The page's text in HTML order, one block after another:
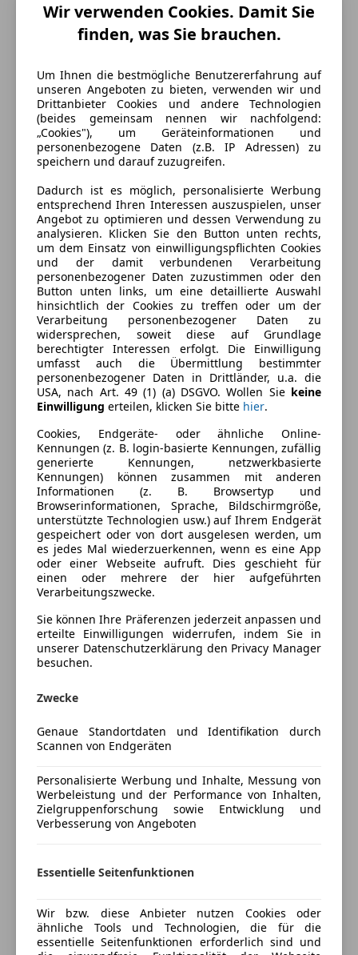
Energieverbrauch
Umweltplakette
4 (Grün)
Anderer Energieträger
Strom
CO₂-Emissionen
0 g/km (komb.)
Elektrische Reichweite
560 km
Batteriezertifikat
Ja
Ausstattung
360° Kamera
Armlehne
Beheizbare Frontscheibe
Beheizbares Lenkrad
Einparkhilfe
Einparkhilfe Rückfahrkamera
Einparkhilfe selbstlenkendes System
Einparkhilfe Sensoren hinten
Einparkhilfe Sensoren vorne
Elektrische Fensterheber
Elektrische Heckklappe
Elektrische Seitenspiegel
Getönte Scheiben
Klimaanlage
Lederlenkrad
Lichtsensor
Lordosenstütze
Luftfederung
Navigationssystem
Regensensor
Schiebedach
Schlüssellose Zentralverriegelung
Farbe und Innenausstattung
Außenfarbe
Schwarz
Lackierung
Metallic
Innenausstattung
Sonstige
Fahrzeugbeschreibung
Ihre Ansprechpartner für dieses KFZ:
Rene Reisacher, Tel:
Roman Kietreiber, Tel: 0664 8153409
Volkan Tembel, Tel:
Amel Mehic, Tel: +43(2742)367501
1. Hand, unfallfrei, scheckheftgepflegt,
Mehr anzeigen
Wir verwenden Cookies. Damit Sie
finden, was Sie brauchen.
Um Ihnen die bestmögliche Benutzererfahrung auf
unseren Angeboten zu bieten, verwenden wir und
Drittanbieter Cookies und andere Technologien
(beides gemeinsam nennen wir nachfolgend:
„Cookies"), um Geräteinformationen und
personenbezogene Daten (z.B. IP Adressen) zu
speichern und darauf zuzugreifen.
Dadurch ist es möglich, personalisierte Werbung
entsprechend Ihren Interessen auszuspielen, unser
Angebot zu optimieren und dessen Verwendung zu
analysieren. Klicken Sie den Button unten rechts,
um dem Einsatz von einwilligungspflichten Cookies
und der damit verbundenen Verarbeitung
personenbezogener Daten zuzustimmen oder den
Button unten links, um eine detaillierte Auswahl
hinsichtlich der Cookies zu treffen oder um der
Verarbeitung personenbezogener Daten zu
widersprechen, soweit diese auf Grundlage
berechtigter Interessen erfolgt. Die Einwilligung
umfasst auch die Übermittlung bestimmter
personenbezogener Daten in Drittländer, u.a. die
USA, nach Art. 49 (1) (a) DSGVO. Wollen Sie keine
Einwilligung erteilen, klicken Sie bitte hier.
Cookies, Endgeräte- oder ähnliche Online-
Kennungen (z. B. login-basierte Kennungen, zufällig
generierte Kennungen, netzwerkbasierte
Kennungen) können zusammen mit anderen
Informationen (z. B. Browsertyp und
Browserinformationen, Sprache, Bildschirmgröße,
unterstützte Technologien usw.) auf Ihrem Endgerät
gespeichert oder von dort ausgelesen werden, um
es jedes Mal wiederzuerkennen, wenn es eine App
oder einer Webseite aufruft. Dies geschieht für
einen oder mehrere der hier aufgeführten
Verarbeitungszwecke.
Sie können Ihre Präferenzen jederzeit anpassen und
erteilte Einwilligungen widerrufen, indem Sie in
unserer Datenschutzerklärung den Privacy Manager
besuchen.
Zwecke
Genaue Standortdaten und Identifikation durch
Scannen von Endgeräten
Personalisierte Werbung und Inhalte, Messung von
Werbeleistung und der Performance von Inhalten,
Zielgruppenforschung sowie Entwicklung und
Verbesserung von Angeboten
Essentielle Seitenfunktionen
Wir bzw. diese Anbieter nutzen Cookies oder
ähnliche Tools und Technologien, die für die
essentielle Seitenfunktionen erforderlich sind und